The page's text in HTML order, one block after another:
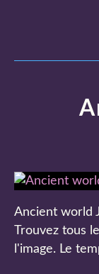
Ancient world
Trouvez tous
l'image. Le